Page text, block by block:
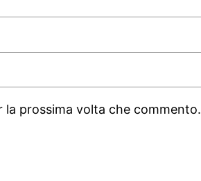
la prossima volta che commento.